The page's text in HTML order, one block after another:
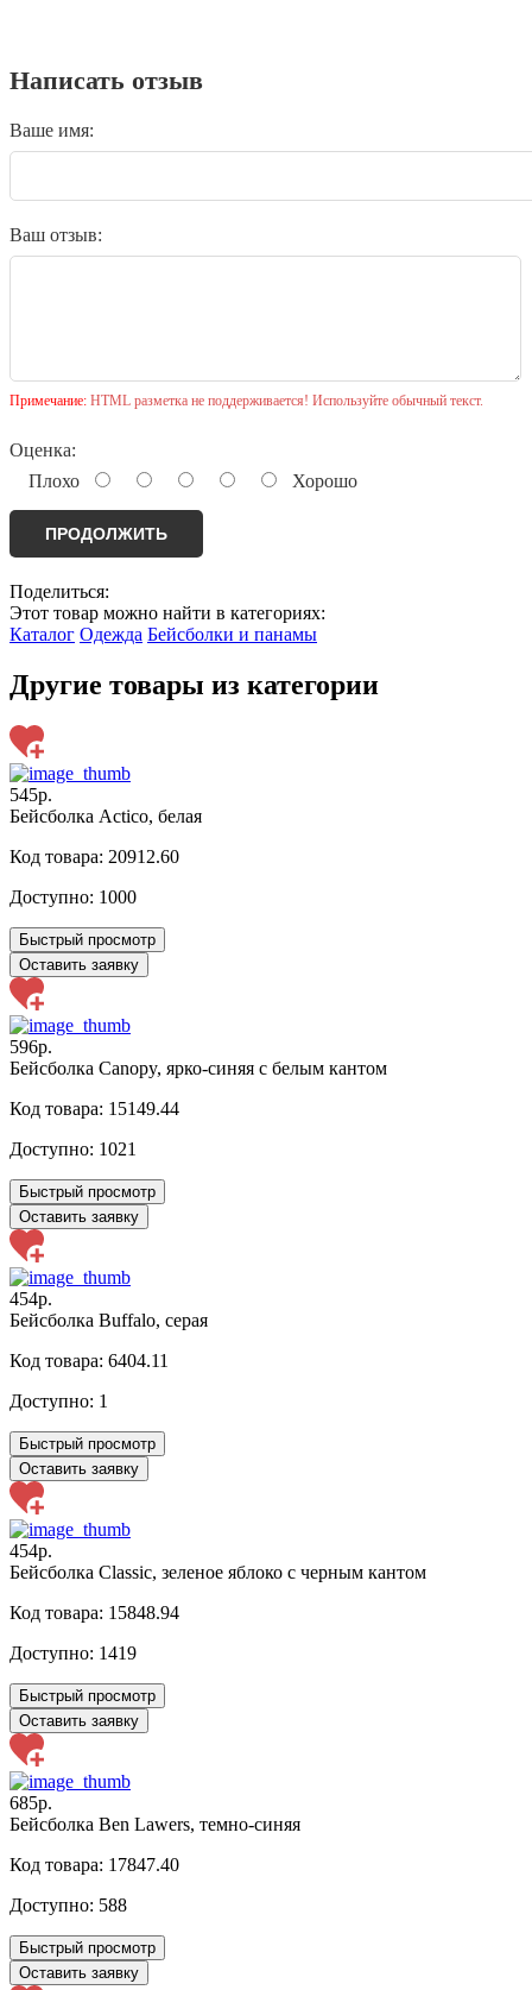
Написать отзыв
Ваше имя:
Ваш отзыв:
Примечание: HTML разметка не поддерживается! Используйте обычный текст.
Оценка:
Плохо
Хорошо
ПРОДОЛЖИТЬ
Поделиться:
Этот товар можно найти в категориях:
Каталог Одежда Бейсболки и панамы
Другие товары из категории
545р.
Бейсболка Actico, белая
Код товара: 20912.60
Доступно: 1000
Быстрый просмотр
Оставить заявку
596р.
Бейсболка Canopy, ярко-синяя с белым кантом
Код товара: 15149.44
Доступно: 1021
Быстрый просмотр
Оставить заявку
454р.
Бейсболка Buffalo, серая
Код товара: 6404.11
Доступно: 1
Быстрый просмотр
Оставить заявку
454р.
Бейсболка Classic, зеленое яблоко с черным кантом
Код товара: 15848.94
Доступно: 1419
Быстрый просмотр
Оставить заявку
685р.
Бейсболка Ben Lawers, темно-синяя
Код товара: 17847.40
Доступно: 588
Быстрый просмотр
Оставить заявку